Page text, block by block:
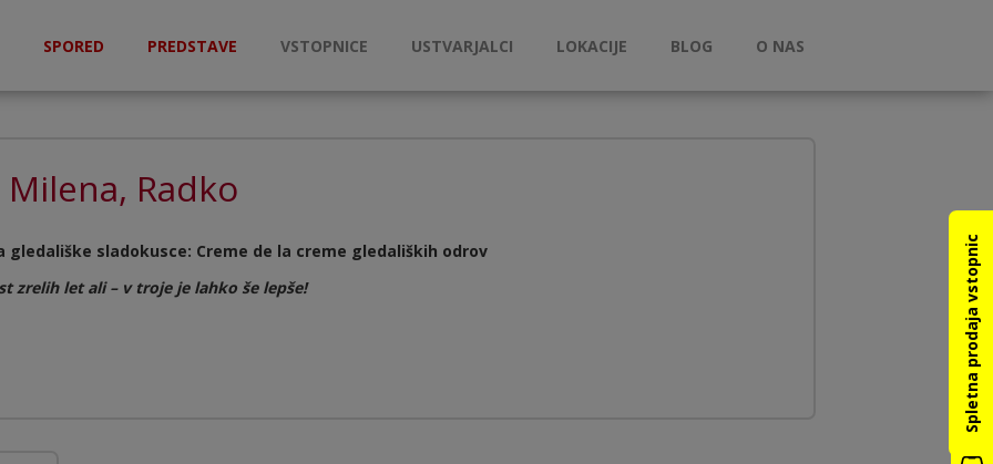
Spletna prodaja vstopnic
SPORED PREDSTAVE VSTOPNICE USTVARJALCI LOKACIJE BLOG O NAS
Radko
gledališke sladokusce: Creme de la creme gledaliških odrov
zrelih let ali – v troje je lahko še lepše!